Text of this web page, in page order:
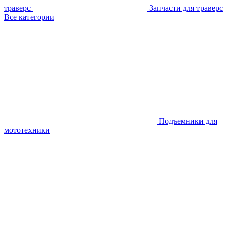
траверс
Запчасти для траверс
Все категории
Подъемники для
мототехники